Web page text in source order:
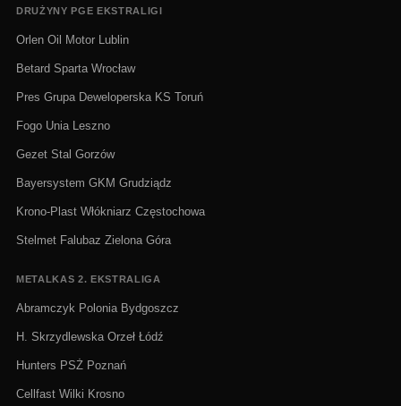
DRUŻYNY PGE EKSTRALIGI
Orlen Oil Motor Lublin
Betard Sparta Wrocław
Pres Grupa Deweloperska KS Toruń
Fogo Unia Leszno
Gezet Stal Gorzów
Bayersystem GKM Grudziądz
Krono-Plast Włókniarz Częstochowa
Stelmet Falubaz Zielona Góra
METALKAS 2. EKSTRALIGA
Abramczyk Polonia Bydgoszcz
H. Skrzydlewska Orzeł Łódź
Hunters PSŻ Poznań
Cellfast Wilki Krosno